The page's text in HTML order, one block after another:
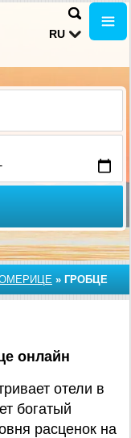
RU
» ГРОБЦЕ
онлайн
отели в
богатый
расценок на